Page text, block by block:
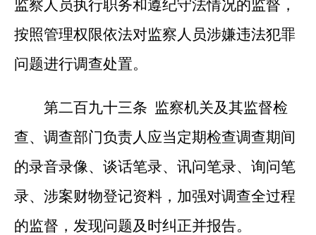
监察人员执行职务和遵纪守法情况的监督，
按照管理权限依法对监察人员涉嫌违法犯罪
问题进行调查处置。
第二百九十三条 监察机关及其监督检
查、调查部门负责人应当定期检查调查期间
的录音录像、谈话笔录、讯问笔录、询问笔
录、涉案财物登记资料，加强对调查全过程
的监督，发现问题及时纠正并报告。